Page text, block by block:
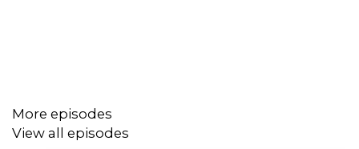
More episodes
View all episodes